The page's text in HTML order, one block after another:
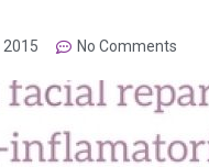
2015 No Comments